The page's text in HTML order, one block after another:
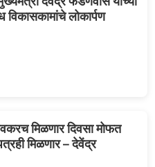
विकासकामांचे लोकार्पण
मिळणार दिवसा मोफत
मिळणार – देवेंद्र